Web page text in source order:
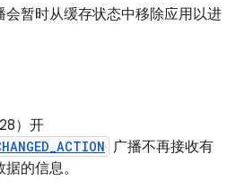
会暂时从缓存状态中移除应用以进
）开
广播不再接收有
的信息。